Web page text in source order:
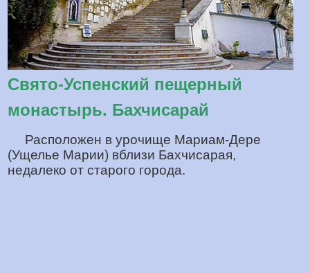
Свято-Успенский пещерный
монастырь. Бахчисарай
Расположен в урочище Мариам-Дере
(Ущелье Марии) вблизи Бахчисарая,
недалеко от старого города.